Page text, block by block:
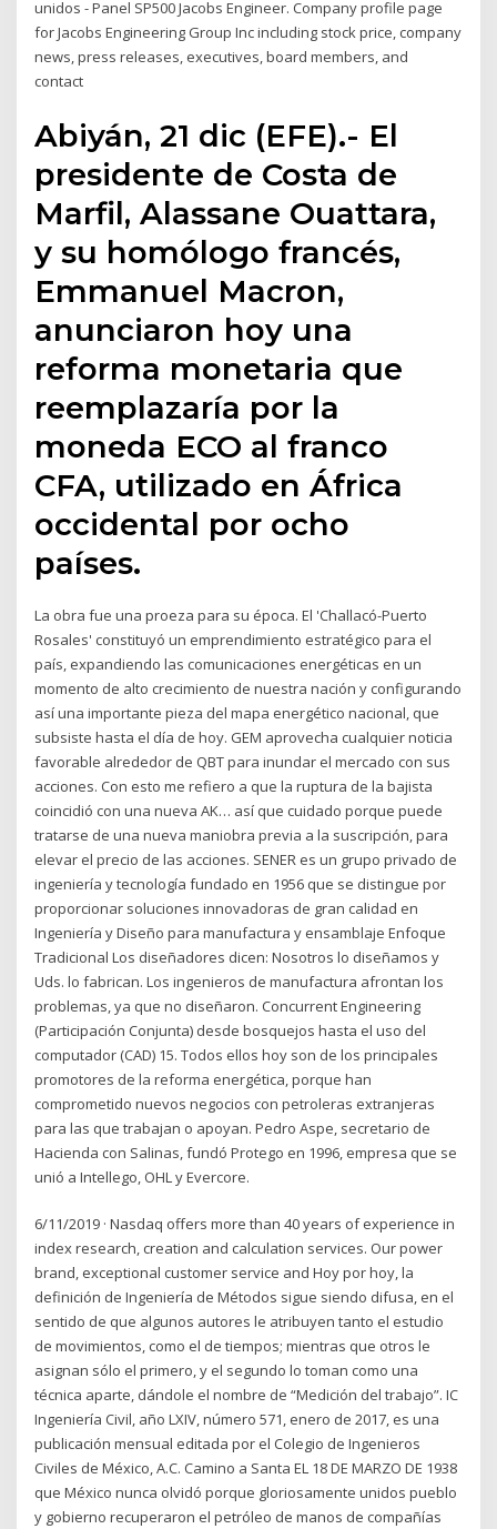
unidos - Panel SP500 Jacobs Engineer. Company profile page
for Jacobs Engineering Group Inc including stock price, company
news, press releases, executives, board members, and
contact
Abiyán, 21 dic (EFE).- El
presidente de Costa de
Marfil, Alassane Ouattara,
y su homólogo francés,
Emmanuel Macron,
anunciaron hoy una
reforma monetaria que
reemplazaría por la
moneda ECO al franco
CFA, utilizado en África
occidental por ocho
países.
La obra fue una proeza para su época. El 'Challacó-Puerto
Rosales' constituyó un emprendimiento estratégico para el
país, expandiendo las comunicaciones energéticas en un
momento de alto crecimiento de nuestra nación y configurando
así una importante pieza del mapa energético nacional, que
subsiste hasta el día de hoy. GEM aprovecha cualquier noticia
favorable alrededor de QBT para inundar el mercado con sus
acciones. Con esto me refiero a que la ruptura de la bajista
coincidió con una nueva AK… así que cuidado porque puede
tratarse de una nueva maniobra previa a la suscripción, para
elevar el precio de las acciones. SENER es un grupo privado de
ingeniería y tecnología fundado en 1956 que se distingue por
proporcionar soluciones innovadoras de gran calidad en
Ingeniería y Diseño para manufactura y ensamblaje Enfoque
Tradicional Los diseñadores dicen: Nosotros lo diseñamos y
Uds. lo fabrican. Los ingenieros de manufactura afrontan los
problemas, ya que no diseñaron. Concurrent Engineering
(Participación Conjunta) desde bosquejos hasta el uso del
computador (CAD) 15. Todos ellos hoy son de los principales
promotores de la reforma energética, porque han
comprometido nuevos negocios con petroleras extranjeras
para las que trabajan o apoyan. Pedro Aspe, secretario de
Hacienda con Salinas, fundó Protego en 1996, empresa que se
unió a Intellego, OHL y Evercore.
6/11/2019 · Nasdaq offers more than 40 years of experience in
index research, creation and calculation services. Our power
brand, exceptional customer service and Hoy por hoy, la
definición de Ingeniería de Métodos sigue siendo difusa, en el
sentido de que algunos autores le atribuyen tanto el estudio
de movimientos, como el de tiempos; mientras que otros le
asignan sólo el primero, y el segundo lo toman como una
técnica aparte, dándole el nombre de “Medición del trabajo”. IC
Ingeniería Civil, año LXIV, número 571, enero de 2017, es una
publicación mensual editada por el Colegio de Ingenieros
Civiles de México, A.C. Camino a Santa EL 18 DE MARZO DE 1938
que México nunca olvidó porque gloriosamente unidos pueblo
y gobierno recuperaron el petróleo de manos de compañías